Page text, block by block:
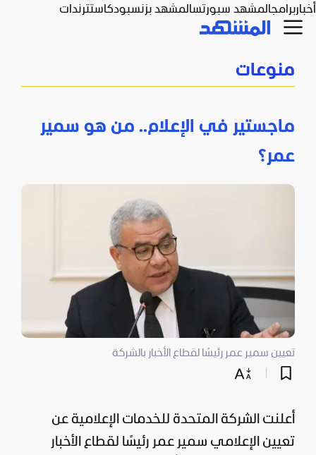
أخباربرامجالمشهد سبورتسالمشهد بزنسبودكاستترندات
منوعات
ماجستير في الإعلام.. من هو سمير
عمر؟
تعيين سمير عمر رئيسًا لقطاع الأخبار بالشركة
أعلنت الشركة المتحدة للخدمات الإعلامية عن
تعيين الإعلامي سمير عمر رئيسًا لقطاع الأخبار